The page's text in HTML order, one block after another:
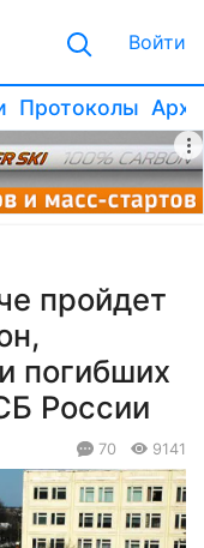
Войти
Протоколы
пройдет
погибших
России
70 9141